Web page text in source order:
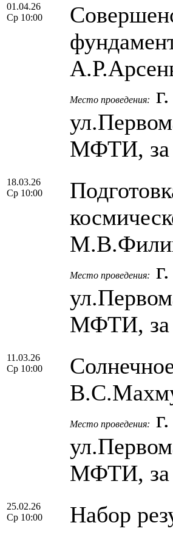
01.04.26
Ср 10:00
Место проведения:
МФТИ, за
18.03.26
Ср 10:00
Место проведения:
МФТИ, за
11.03.26
Ср 10:00
Место проведения:
МФТИ, за
25.02.26
Ср 10:00
Набор